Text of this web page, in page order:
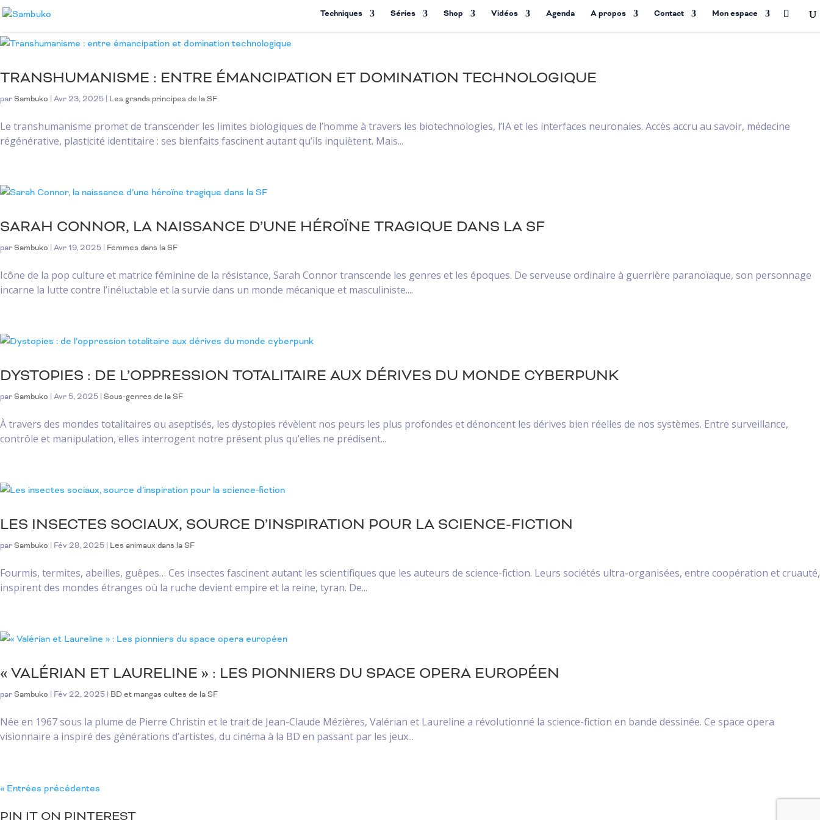
Techniques Séries Shop Vidéos Agenda A propos Contact Mon espace
TRANSHUMANISME : ENTRE ÉMANCIPATION ET DOMINATION TECHNOLOGIQUE
parSambuko Avr 23, 2025 Les grands principes de la SF
Le transhumanisme promet de transcender les limites biologiques de l’homme à travers les biotechnologies, l’IA et les interfaces neuronales. Accès accru au savoir, médecine
régénérative, plasticité identitaire : ses bienfaits fascinent autant qu’ils inquiètent. Mais...
SARAH CONNOR, LA NAISSANCE D’UNE HÉROÏNE TRAGIQUE DANS LA SF
parSambuko Avr 19, 2025 Femmes dans la SF
Icône de la pop culture et matrice féminine de la résistance, Sarah Connor transcende les genres et les époques. De serveuse ordinaire à guerrière paranoïaque, son personnage
incarne la lutte contre l’inéluctable et la survie dans un monde mécanique et masculiniste....
DYSTOPIES : DE L’OPPRESSION TOTALITAIRE AUX DÉRIVES DU MONDE CYBERPUNK
parSambuko Avr 5, 2025 Sous-genres de la SF
À travers des mondes totalitaires ou aseptisés, les dystopies révèlent nos peurs les plus profondes et dénoncent les dérives bien réelles de nos systèmes. Entre surveillance,
contrôle et manipulation, elles interrogent notre présent plus qu’elles ne prédisent...
LES INSECTES SOCIAUX, SOURCE D’INSPIRATION POUR LA SCIENCE-FICTION
parSambuko Fév 28, 2025 Les animaux dans la SF
Fourmis, termites, abeilles, guêpes… Ces insectes fascinent autant les scientifiques que les auteurs de science-fiction. Leurs sociétés ultra-organisées, entre coopération et cruauté,
inspirent des mondes étranges où la ruche devient empire et la reine, tyran. De...
« VALÉRIAN ET LAURELINE » : LES PIONNIERS DU SPACE OPERA EUROPÉEN
parSambuko Fév 22, 2025 BD et mangas cultes de la SF
Née en 1967 sous la plume de Pierre Christin et le trait de Jean-Claude Mézières, Valérian et Laureline a révolutionné la science-fiction en bande dessinée. Ce space opera
visionnaire a inspiré des générations d’artistes, du cinéma à la BD en passant par les jeux...
« Entrées précédentes
PIN IT ON PINTEREST